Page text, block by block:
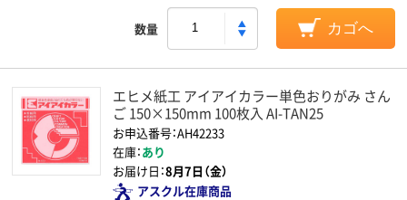
数量 カゴへ
エヒメ紙工 アイアイカラー単色おりがみ さん
ご 150×150mm 100枚入 AI-TAN25
お申込番号：AH42233
在庫：あり
お届け日：8月7日（金）
アスクル在庫商品